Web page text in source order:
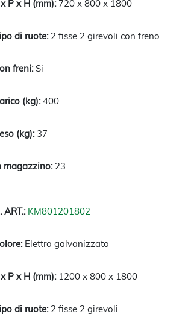
720 x 800 x 1800
2 fisse 2 girevoli con freno
Si
400
37
23
KM801201802
Elettro galvanizzato
1200 x 800 x 1800
2 fisse 2 girevoli